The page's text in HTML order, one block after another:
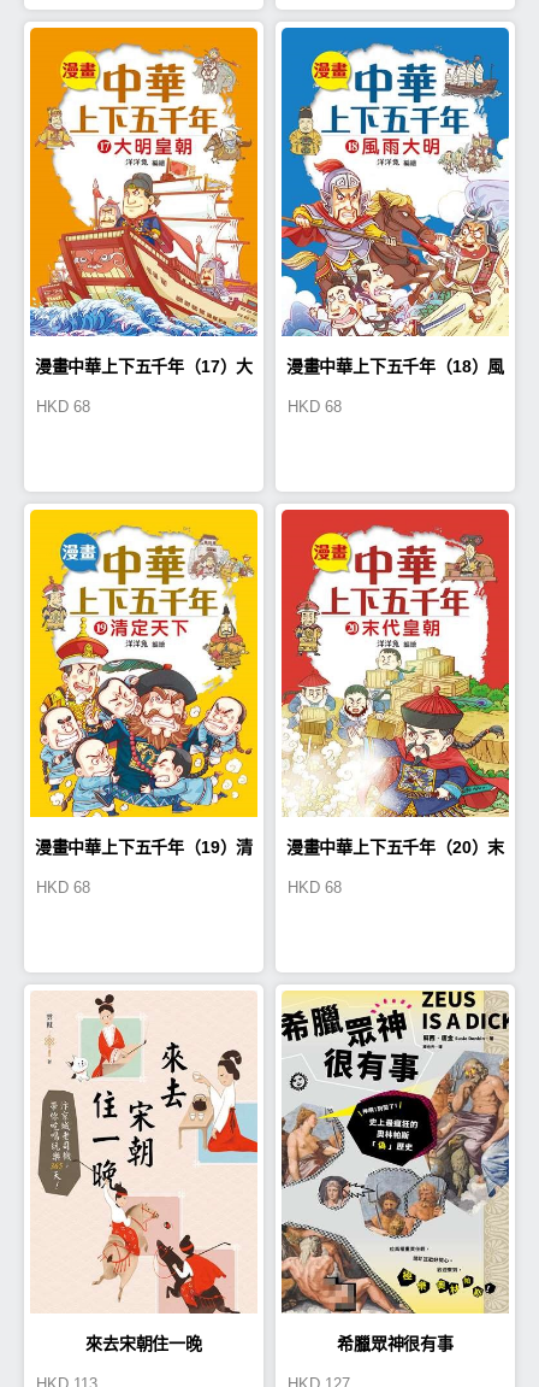
漫畫中華上下五千年（17）大
HKD 68
漫畫中華上下五千年（18）風
HKD 68
漫畫中華上下五千年（19）清
HKD 68
漫畫中華上下五千年（20）末
HKD 68
來去宋朝住一晚 希臘眾神很有事